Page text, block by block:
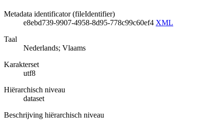
Metadata identificator (fileIdentifier)
e8ebd739-9907-4958-8d95-778c99c60ef4 XML
Taal
Nederlands; Vlaams
Karakterset
utf8
Hiërarchisch niveau
dataset
Beschrijving hiërarchisch niveau